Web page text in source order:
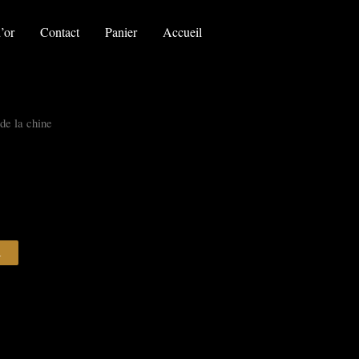
Contact Panier Accueil
la chine
trésor